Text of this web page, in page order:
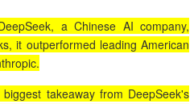
a Chinese AI company,
it outperformed leading American
takeaway from DeepSeek's